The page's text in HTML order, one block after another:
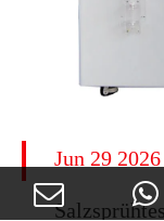
Jun 29 2026